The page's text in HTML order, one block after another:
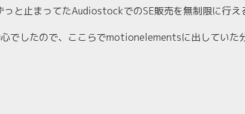
と止まってたAudiostockでのSE販売を無制限に行え
でしたので、ここらでmotionelementsに出していた